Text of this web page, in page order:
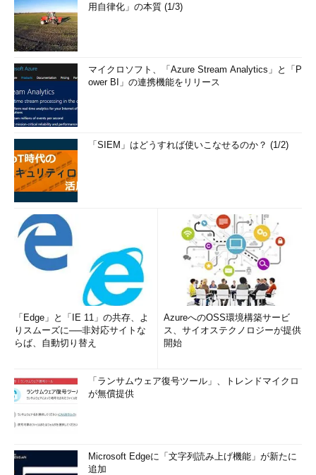
用自律化」の本質 (1/3)
マイクロソフト、「Azure Stream Analytics」と「P
ower BI」の連携機能をリリース
「SIEM」はどうすれば使いこなせるのか？ (1/2)
「Edge」と「IE 11」の共存、よ
りスムーズに──非対応サイトな
らば、自動切り替え
AzureへのOSS環境構築サービ
ス、サイオステクノロジーが提供
開始
「ランサムウェア復号ツール」、トレンドマイクロ
が無償提供
Microsoft Edgeに「文字列読み上げ機能」が新たに
追加